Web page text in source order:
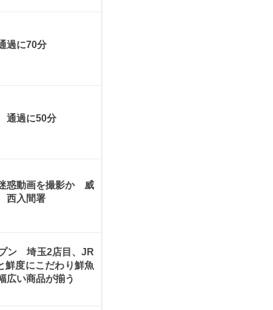
過に70分
通過に50分
惑動画を撮影か 威
西入間署
ン 埼玉2店目、JR
度にこだわり鮮魚
広い商品が揃う